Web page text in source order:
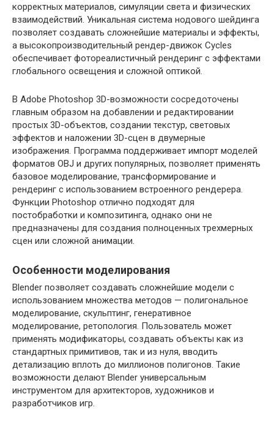
корректных материалов, симуляции света и физических
взаимодействий. Уникальная система нодового шейдинга
позволяет создавать сложнейшие материалы и эффекты,
а высокопроизводительный рендер-движок Cycles
обеспечивает фотореалистичный рендеринг с эффектами
глобального освещения и сложной оптикой.
В Adobe Photoshop 3D-возможности сосредоточены
главным образом на добавлении и редактировании
простых 3D-объектов, создании текстур, световых
эффектов и наложении 3D-сцен в двумерные
изображения. Программа поддерживает импорт моделей
форматов OBJ и других популярных, позволяет применять
базовое моделирование, трансформирование и
рендеринг с использованием встроенного рендерера.
Функции Photoshop отлично подходят для
постобработки и композитинга, однако они не
предназначены для создания полноценных трехмерных
сцен или сложной анимации.
Особенности моделирования
Blender позволяет создавать сложнейшие модели с
использованием множества методов — полигональное
моделирование, скульптинг, генеративное
моделирование, ретопология. Пользователь может
применять модификаторы, создавать объекты как из
стандартных примитивов, так и из нуля, вводить
детализацию вплоть до миллионов полигонов. Такие
возможности делают Blender универсальным
инструментом для архитекторов, художников и
разработчиков игр.